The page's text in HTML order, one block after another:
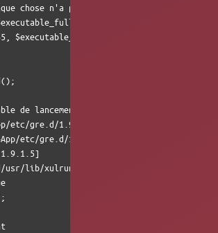
chose n'a pas fonctionné. L'executable
{
$executable_full || die "Je n'ai pas
de lancement
etc/gre.d/1.9.1.5.system.conf App/etc/
etc/gre.d/1.9.1.5.system.conf");
usr/lib/xulrunner-1.9.1.5